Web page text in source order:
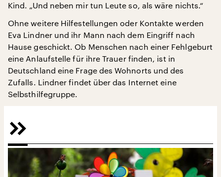
Kind. „Und neben mir tun Leute so, als wäre nichts.“
Ohne weitere Hilfestellungen oder Kontakte werden
Eva Lindner und ihr Mann nach dem Eingriff nach
Hause geschickt. Ob Menschen nach einer Fehlgeburt
eine Anlaufstelle für ihre Trauer finden, ist in
Deutschland eine Frage des Wohnorts und des
Zufalls. Lindner findet über das Internet eine
Selbsthilfegruppe.